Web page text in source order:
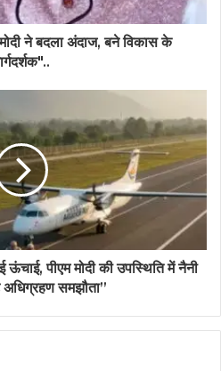
ने बदला अंदाज, बने विकास के
ऊंचाई, पीएम मोदी की उपस्थिति में नैनी
अधिग्रहण समझौता”